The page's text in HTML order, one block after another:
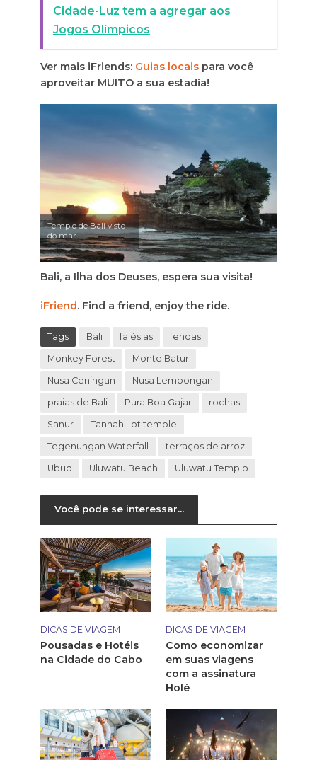
Cidade-Luz tem a agregar aos
Jogos Olímpicos
Ver mais iFriends: Guias locaispara você
aproveitar MUITO a sua estadia!
Templo de Bali visto
do mar
Bali, a Ilha dos Deuses, espera sua visita!
iFriend. Find a friend, enjoy the ride.
Tags Bali falésias fendas
Monkey Forest Monte Batur
Nusa Ceningan Nusa Lembongan
praias de Bali Pura Boa Gajar rochas
Sanur Tannah Lot temple
Tegenungan Waterfall terraços de arroz
Ubud Uluwatu Beach Uluwatu Templo
Você pode se interessar...
DICAS DE VIAGEM
Pousadas e Hotéis
na Cidade do Cabo
DICAS DE VIAGEM
Como economizar
em suas viagens
com a assinatura
Holé